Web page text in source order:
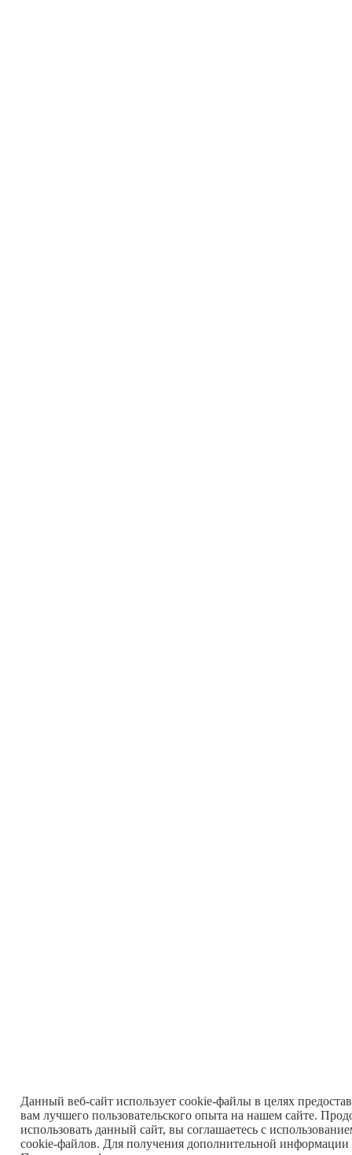
Данный веб-сайт использует cookie-файлы в целях
вам лучшего пользовательского опыта на нашем сайте.
использовать данный сайт, вы соглашаетесь с
cookie-файлов. Для получения дополнительной информации